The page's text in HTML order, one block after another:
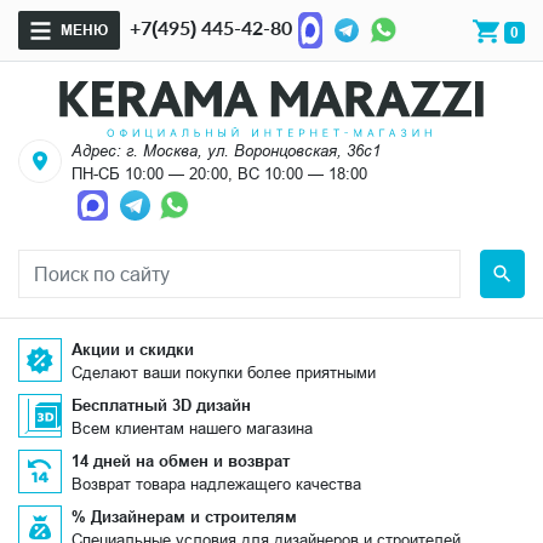
МЕНЮ +7(495) 445-42-80 0
Адрес: г. Москва, ул. Воронцовская, 36с1
ПН-СБ 10:00 — 20:00, ВС 10:00 — 18:00
Акции и скидки
Сделают ваши покупки более приятными
Бесплатный 3D дизайн
Всем клиентам нашего магазина
14 дней на обмен и возврат
Возврат товара надлежащего качества
% Дизайнерам и строителям